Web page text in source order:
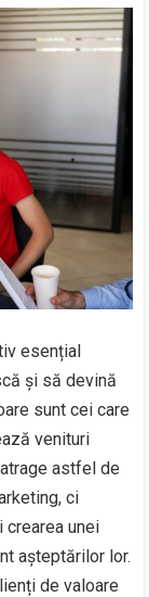
esențial
și să devină
sunt cei care
venituri
astfel de
ci
unei
așteptărilor lor.
de valoare